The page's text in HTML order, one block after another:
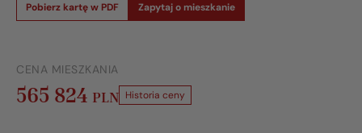
Pobierz kartę w PDF Zapytaj o mieszkanie
CENA MIESZKANIA
565 824 PLN Historia ceny